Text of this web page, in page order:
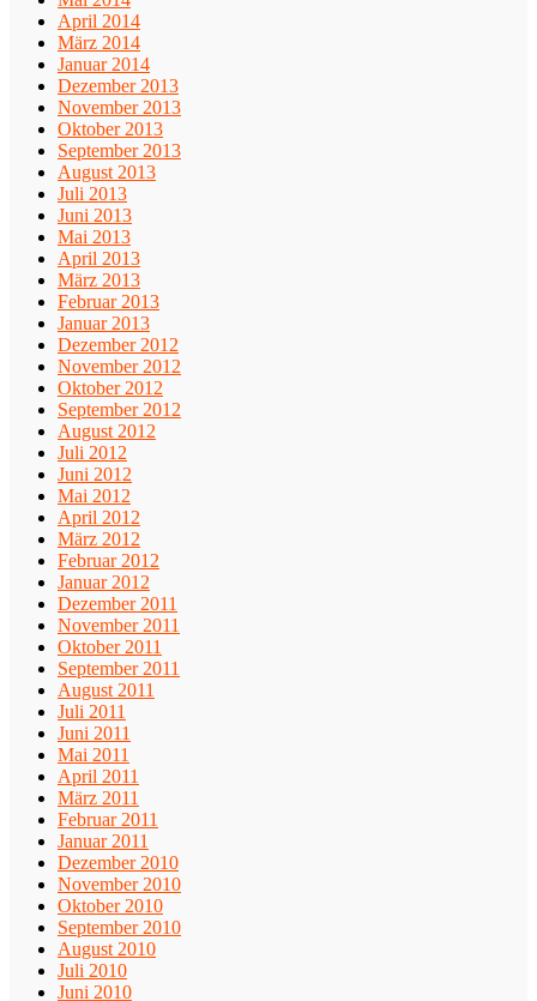
April 2014
März 2014
Januar 2014
Dezember 2013
November 2013
Oktober 2013
September 2013
August 2013
Juli 2013
Juni 2013
Mai 2013
April 2013
März 2013
Februar 2013
Januar 2013
Dezember 2012
November 2012
Oktober 2012
September 2012
August 2012
Juli 2012
Juni 2012
Mai 2012
April 2012
März 2012
Februar 2012
Januar 2012
Dezember 2011
November 2011
Oktober 2011
September 2011
August 2011
Juli 2011
Juni 2011
Mai 2011
April 2011
März 2011
Februar 2011
Januar 2011
Dezember 2010
November 2010
Oktober 2010
September 2010
August 2010
Juli 2010
Juni 2010